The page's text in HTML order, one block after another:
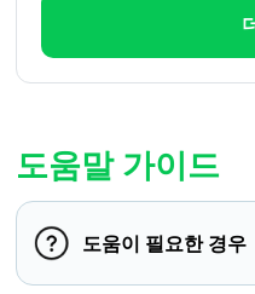
도움말 가이드
도움이 필요한 경우